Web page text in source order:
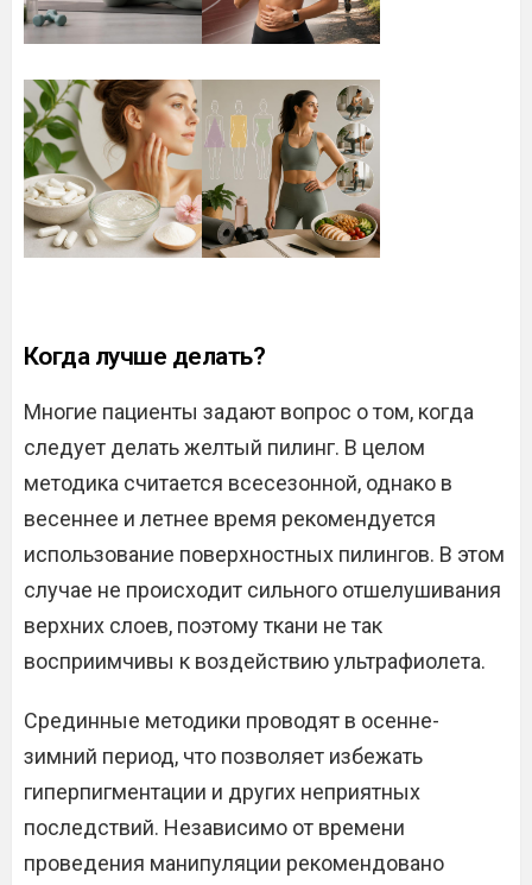
Когда лучше делать?
Многие пациенты задают вопрос о том, когда
следует делать желтый пилинг. В целом
методика считается всесезонной, однако в
весеннее и летнее время рекомендуется
использование поверхностных пилингов. В этом
случае не происходит сильного отшелушивания
верхних слоев, поэтому ткани не так
восприимчивы к воздействию ультрафиолета.
Срединные методики проводят в осенне-
зимний период, что позволяет избежать
гиперпигментации и других неприятных
последствий. Независимо от времени
проведения манипуляции рекомендовано